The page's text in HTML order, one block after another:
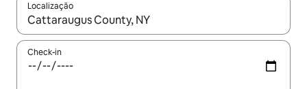
Localização
Quando os resultados estiverem disponíveis, explore-os
Check-in